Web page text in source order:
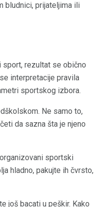
bludnici, prijateljima ili
sport, rezultat se obično
interpretacije pravila
sportskog izbora.
Ne samo to,
da sazna šta je njeno
sportski
hladno, pakujte ih čvrsto,
još bacati u peškir. Kako